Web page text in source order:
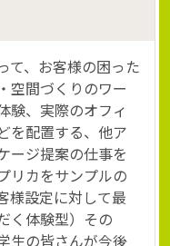
て、お客様の困った
空間づくりのワー
験、実際のオフィ
を配置する、他ア
ージ提案の仕事を
リカをサンプルの
様設定に対して最
く体験型）その
生の皆さんが今後